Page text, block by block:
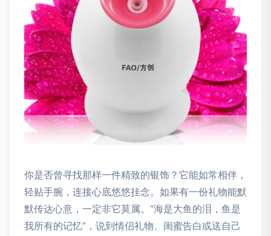
你是否曾寻找那样一件精致的银饰？它能如常相伴，
轻贴手腕，连接心底悠悠挂念。如果有一份礼物能默
默传达心意，一定非它莫属。“海是大鱼的泪，鱼是
我所有的记忆”，说到情侣礼物、闺蜜告白或送自己